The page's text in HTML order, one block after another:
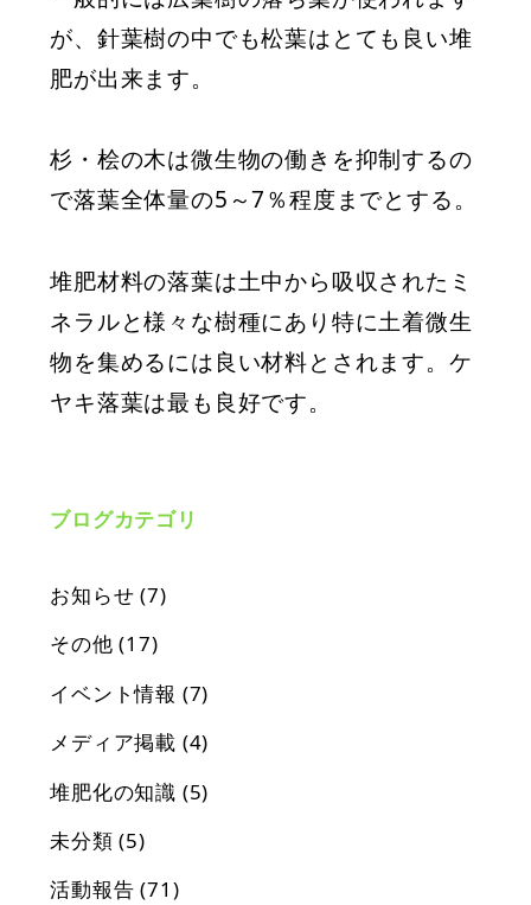
が、針葉樹の中でも松葉はとても良い堆
肥が出来ます。
杉・桧の木は微生物の働きを抑制するの
で落葉全体量の5～7％程度までとする。
堆肥材料の落葉は土中から吸収されたミ
ネラルと様々な樹種にあり特に土着微生
物を集めるには良い材料とされます。ケ
ヤキ落葉は最も良好です。
ブログカテゴリ
お知らせ (7)
その他 (17)
イベント情報 (7)
メディア掲載 (4)
堆肥化の知識 (5)
未分類 (5)
活動報告 (71)